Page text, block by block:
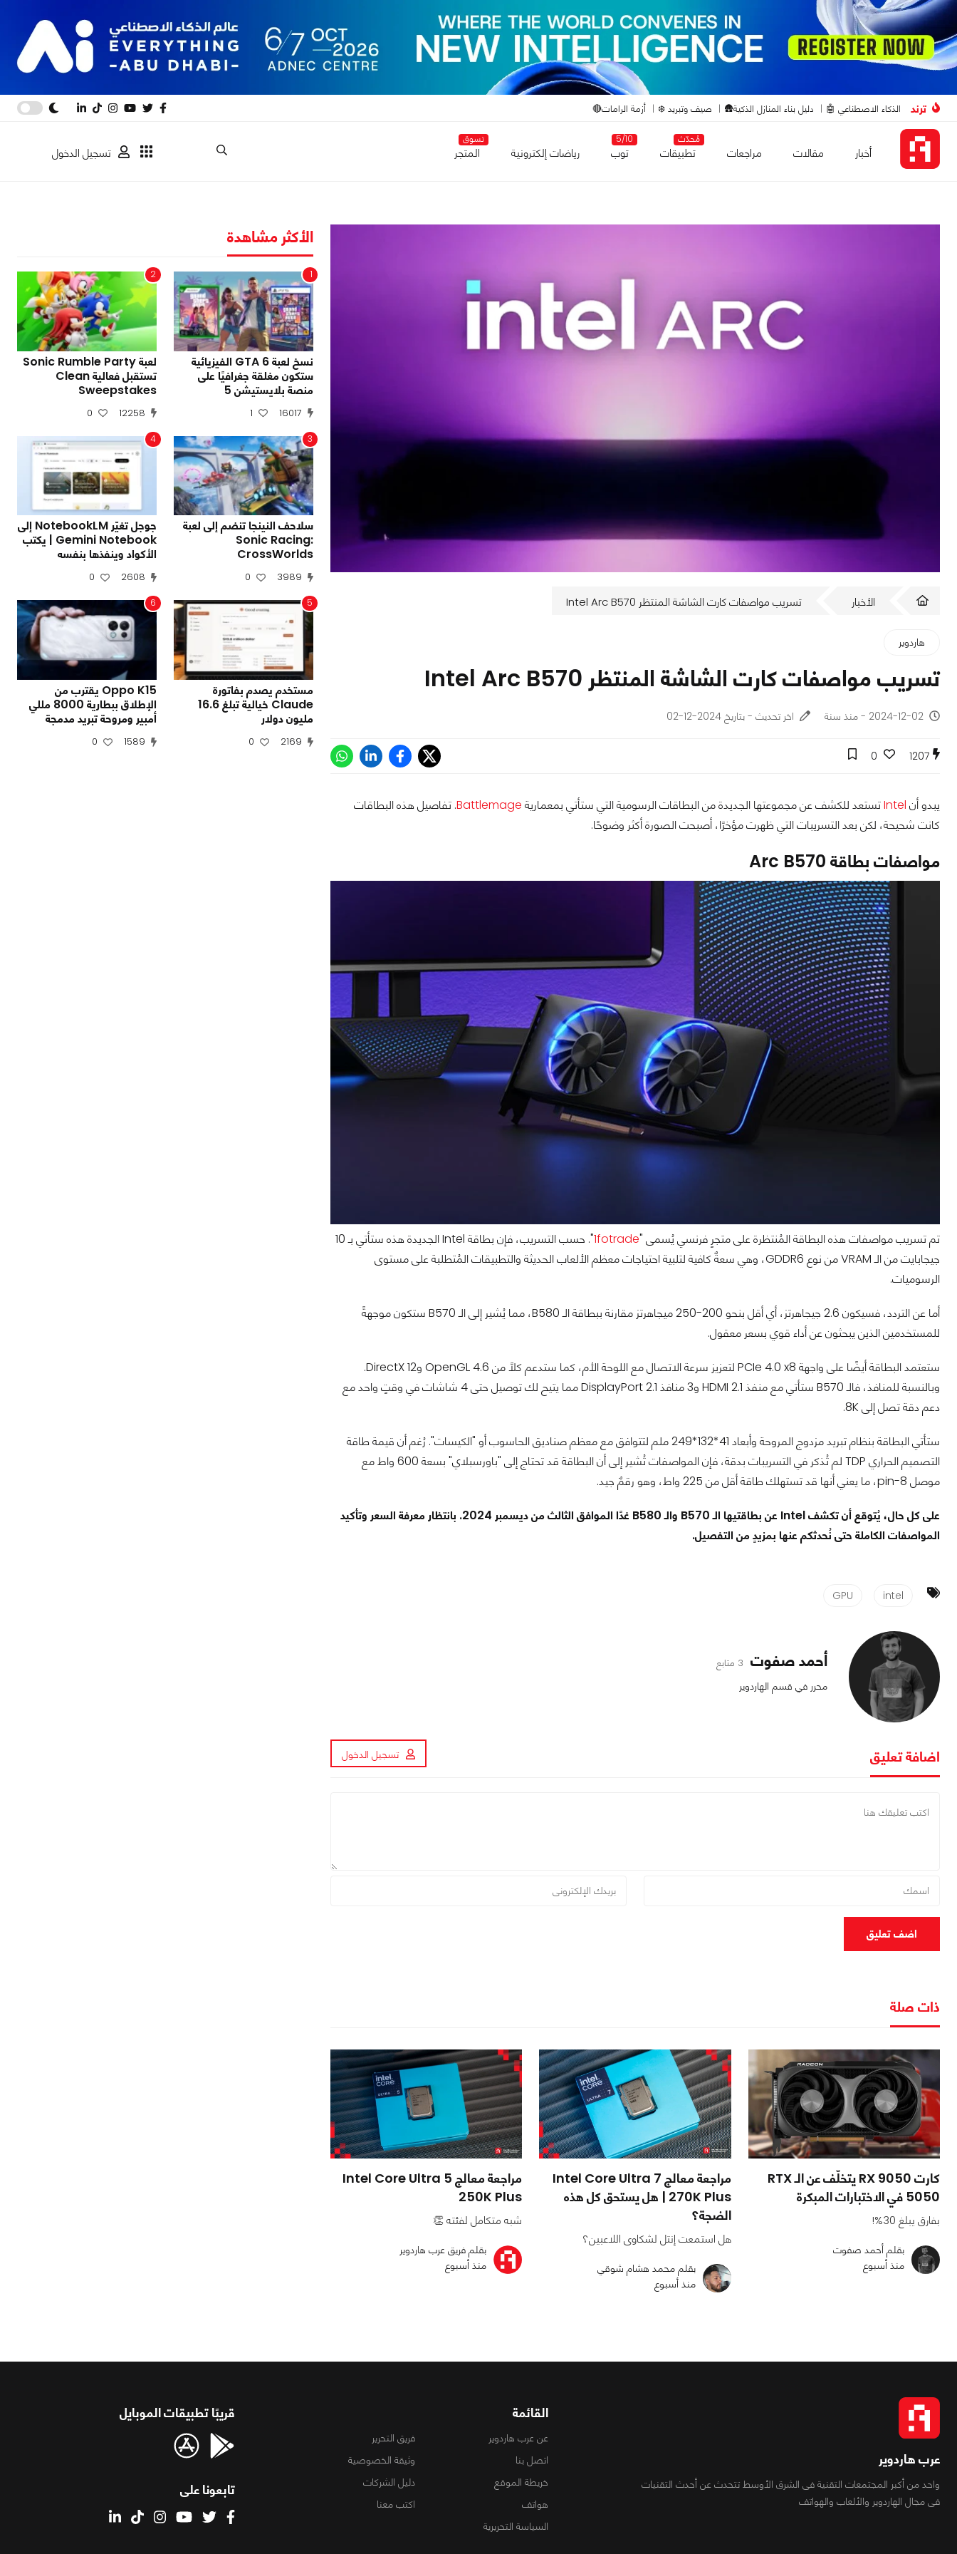
ترند الذكاء الاصطناعي 🤖 دليل بناء المنازل الذكية🛖 صيف وتبريد ❄️ أزمة الرامات🔴
أخبار مقالات مراجعات
مُحدّث
تطبيقات
5/10
توب رياضات إلكترونية
تسوق
المتجر تسجيل الدخول
الأخبار تسريب مواصفات كارت الشاشة المنتظر Intel Arc B570
هاردوير
تسريب مواصفات كارت الشاشة المنتظر Intel Arc B570
2024-12-02 - منذ سنة اخر تحديث - بتاريخ 2024-12-02
1207
0
يبدو أن Intelتستعد للكشف عن مجموعتها الجديدة من البطاقات الرسومية التي ستأتي بمعمارية Battlemage. تفاصيل هذه البطاقات
كانت شحيحة، لكن بعد التسريبات التي ظهرت مؤخرًا، أصبحت الصورة أكثر وضوحًا.
مواصفات بطاقة Arc B570
تم تسريب مواصفات هذه البطاقة المُنتظرة على متجرٍ فرنسي يُسمى "1fotrade
". حسب التسريب، فإن بطاقة Intel الجديدة هذه ستأتي بـ 10
جيجابايت من الـ VRAM من نوع GDDR6، وهي سعةٌ كافية لتلبية احتياجات معظم الألعاب الحديثة والتطبيقات المُتطلبة على مستوى
الرسوميات.
أما عن التردد، فسيكون 2.6 جيجاهرتز، أي أقل بنحو 200-250 ميجاهرتز مقارنة ببطاقة الـ B580، مما يُشير إلى الـ B570 ستكون موجهةً
للمستخدمين الذين يبحثون عن أداء قوي بسعر معقول.
ستعتمد البطاقة أيضًا على واجهة PCIe 4.0 x8 لتعزيز سرعة الاتصال مع اللوحة الأم، كما ستدعم كلًا من OpenGL 4.6 وDirectX 12.
وبالنسبة للمنافذ، فالـ B570 ستأتي مع منفذ HDMI 2.1 و3 منافذ DisplayPort 2.1 مما يتيح لك توصيل حتى 4 شاشات في وقتٍ واحد مع
دعم دقة تصل إلى 8K.
ستأتي البطاقة بنظام تبريد مزدوج المروحة وأبعاد 41*132*249 ملم لتتوافق مع معظم صناديق الحاسوب أو "الكيسات". رُغم أن قيمة طاقة
التصميم الحراري TDP لم تُذكر في التسريبات بدقة، فإن المواصفات تُشير إلى أن البطاقة قد تحتاج إلى "باورسبلاي" بسعة 600 واط مع
موصل 8-pin، ما يعني أنها قد تستهلك طاقة أقل من 225 واط، وهو رقمٌ جيد.
على كل حال، يُتوقع أن تكشف Intel عن بطاقتيها الـ B570 والـ B580 غدًا الموافق الثالث من ديسمبر 2024. بانتظار معرفة السعر وتأكيد
المواصفات الكاملة حتى نُحدثكم عنها بمزيدٍ من التفصيل.
intel
GPU
أحمد صفوت 3 متابع
محرر في قسم الهاردوير
اضافة تعليق تسجيل الدخول
اضف تعليق
ذات صلة
كارت RX 9050 يتخلّف عن الـ RTX
5050 في الاختبارات المبكرة
بفارق يبلغ 30%!
بقلم أحمد صفوت
منذ أسبوع
مراجعة معالج Intel Core Ultra 7
270K Plus | هل يستحق كل هذه
الضجة؟
هل استمعت إنتل لشكاوى اللاعبين؟
بقلم محمد هشام شوقي
منذ أسبوع
مراجعة معالج Intel Core Ultra 5
250K Plus
شبه متكامل لفئته 👏
بقلم فريق عرب هاردوير
منذ أسبوع
الأكثر مشاهدة
1
نسخ لعبة GTA 6 الفيزيائية
ستكون مغلقة جغرافيًا على
منصة بلايستيشن 5
16017
1
2
لعبة Sonic Rumble Party
تستقبل فعالية Clean
Sweepstakes
12258
0
3
سلاحف النينجا تنضم إلى لعبة
Sonic Racing:
CrossWorlds
3989
0
4
جوجل تغيّر NotebookLM إلى
Gemini Notebook | يكتب
الأكواد وينفذها بنفسه
2608
0
5
مستخدم يصدم بفاتورة
Claude خيالية تبلغ 16.6
مليون دولار
2169
0
6
Oppo K15 يقترب من
الإطلاق ببطارية 8000 مللي
أمبير ومروحة تبريد مدمجة
1589
0
عرب هاردوير
واحد من أكبر المجتمعات التقنية فى الشرق الأوسط تتحدث عن أحدث التقنيات
فى مجال الهاردوير والألعاب والهواتف
القائمة
عن عرب هاردوير
فريق التحرير
اتصل بنا
وثيقة الخصوصية
خريطة الموقع
دليل الشركات
هواتف
اكتب معنا
السياسة التحريرية
قريبًا تطبيقات الموبايل
تابعونا على